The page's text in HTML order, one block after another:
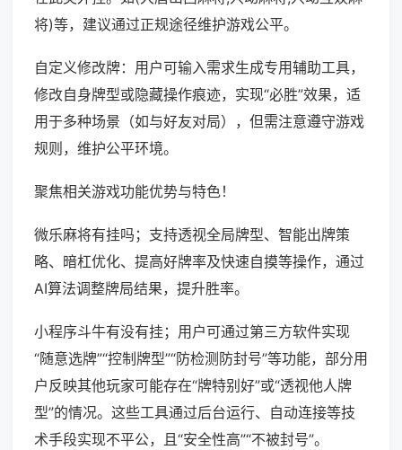
将)等，建议通过正规途径维护游戏公平。
自定义修改牌：用户可输入需求生成专用辅助工具，
修改自身牌型或隐藏操作痕迹，实现“必胜”效果，适
用于多种场景（如与好友对局），但需注意遵守游戏
规则，维护公平环境。
聚焦相关游戏功能优势与特色！
微乐麻将有挂吗；支持透视全局牌型、智能出牌策
略、暗杠优化、提高好牌率及快速自摸等操作，通过
AI算法调整牌局结果，提升胜率。
小程序斗牛有没有挂；用户可通过第三方软件实现
“随意选牌”“控制牌型”“防检测防封号”等功能，部分用
户反映其他玩家可能存在“牌特别好”或“透视他人牌
型”的情况。这些工具通过后台运行、自动连接等技
术手段实现不平公，且“安全性高”“不被封号”。